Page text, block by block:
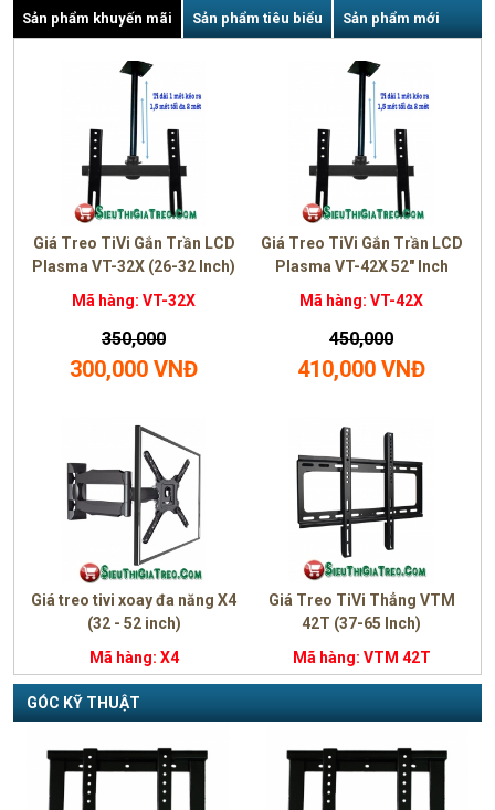
Sản phẩm khuyến mãi Sản phẩm tiêu biểu Sản phẩm mới
250,000
176,000 VNĐ
(330mm-500mm)
190,000
160,000 VNĐ
Giá Treo TiVi Gắn Trần LCD
Plasma VT-32X (26-32 Inch)
Mã hàng: VT-32X
350,000
300,000 VNĐ
Giá Treo TiVi Gắn Trần LCD
Plasma VT-42X 52" Inch
Mã hàng: VT-42X
450,000
410,000 VNĐ
Giá treo tivi xoay đa năng X4
(32 - 52 inch)
Mã hàng: X4
450,000
390,000 VNĐ
Giá Treo TiVi Thẳng VTM
42T (37-65 Inch)
Mã hàng: VTM 42T
140,000 VNĐ
GÓC KỸ THUẬT